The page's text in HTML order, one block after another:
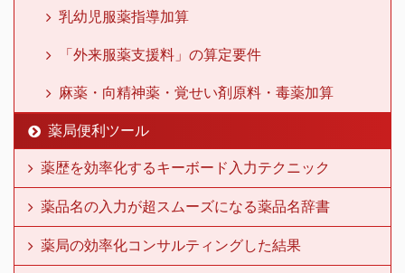
乳幼児服薬指導加算
「外来服薬支援料」の算定要件
麻薬・向精神薬・覚せい剤原料・毒薬加算
薬局便利ツール
薬歴を効率化するキーボード入力テクニック
薬品名の入力が超スムーズになる薬品名辞書
薬局の効率化コンサルティングした結果